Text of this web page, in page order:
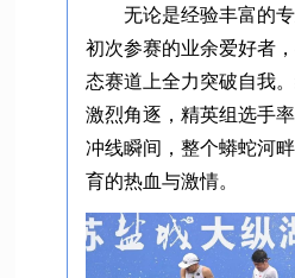
无论是经验丰富的
初次参赛的业余爱好者
态赛道上全力突破自我
激烈角逐，精英组选手率
冲线瞬间，整个蟒蛇河
育的热血与激情。